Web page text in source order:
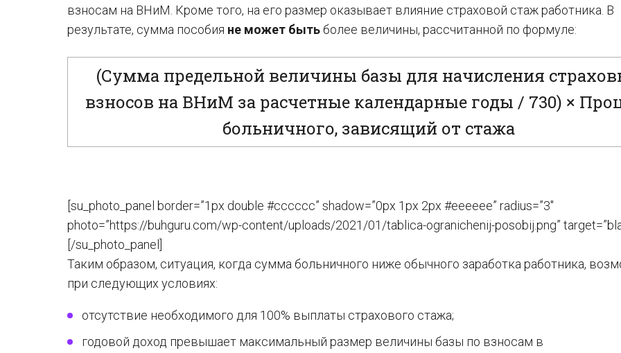
взносам на ВНиМ. Кроме того, на его размер оказывает влияние страховой стаж работника. В
результате, сумма пособия не может бытьболее величины, рассчитанной по формуле:
(Сумма предельной величины базы для начисления
взносов на ВНиМ за расчетные календарные годы / 730) ×
больничного, зависящий от стажа
[su_photo_panel border=”1px double #cccccc” shadow=”0px 1px 2px #eeeeee” radius=”3″
photo=”https://buhguru.com/wp-content/uploads/2021/01/tablica-ogranichenij-posobij.png”
[/su_photo_panel]
Таким образом, ситуация, когда сумма больничного ниже обычного заработка работника,
при следующих условиях:
отсутствие необходимого для 100% выплаты страхового стажа;
годовой доход превышает максимальный размер величины базы по взносам в